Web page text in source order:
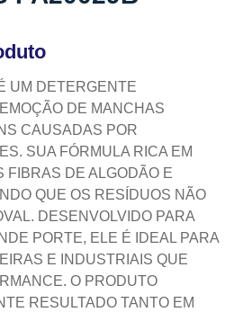
UM DETERGENTE
DE MANCHAS
CAUSADAS POR
SUA FÓRMULA RICA EM
FIBRAS DE ALGODÃO E
QUE OS RESÍDUOS NÃO
DESENVOLVIDO PARA
PORTE, ELE É IDEAL PARA
E INDUSTRIAIS QUE
O PRODUTO
RESULTADO TANTO EM